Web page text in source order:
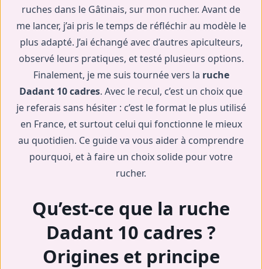
ruches dans le Gâtinais, sur mon rucher. Avant de
me lancer, j’ai pris le temps de réfléchir au modèle le
plus adapté. J’ai échangé avec d’autres apiculteurs,
observé leurs pratiques, et testé plusieurs options.
Finalement, je me suis tournée vers la ruche
Dadant 10 cadres. Avec le recul, c’est un choix que
je referais sans hésiter : c’est le format le plus utilisé
en France, et surtout celui qui fonctionne le mieux
au quotidien. Ce guide va vous aider à comprendre
pourquoi, et à faire un choix solide pour votre
rucher.
Qu’est-ce que la ruche
Dadant 10 cadres ?
Origines et principe